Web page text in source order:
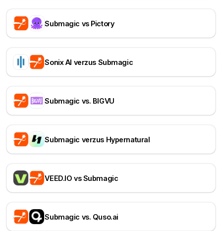
Submagic vs Pictory
Sonix AI verzus Submagic
Submagic vs. BIGVU
Submagic verzus Hypernatural
VEED.IO vs Submagic
Submagic vs. Quso.ai